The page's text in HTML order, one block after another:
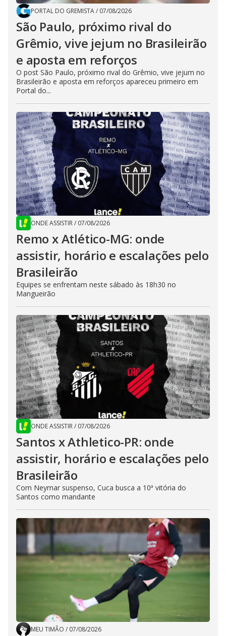
PORTAL DO GREMISTA/ 07/08/2026
São Paulo, próximo rival do
Grêmio, vive jejum no Brasileirão
e aposta em reforços
O post São Paulo, próximo rival do Grêmio, vive jejum no
Brasileirão e aposta em reforços apareceu primeiro em
Portal do...
ONDE ASSISTIR/ 07/08/2026
Remo x Atlético-MG: onde
assistir, horário e escalações pelo
Brasileirão
Equipes se enfrentam neste sábado às 18h30 no
Mangueirão
ONDE ASSISTIR/ 07/08/2026
Santos x Athletico-PR: onde
assistir, horário e escalações pelo
Brasileirão
Com Neymar suspenso, Cuca busca a 10ª vitória do
Santos como mandante
MEU TIMÃO / 07/08/2026